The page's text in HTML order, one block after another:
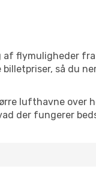
flymuligheder
så du
lufthavne over
der fungerer